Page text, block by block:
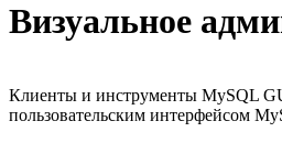
Визуальное
Клиенты и инструменты MySQL
пользовательским интерфейсом